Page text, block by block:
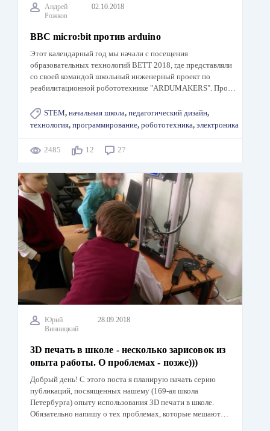
Андрей
Рожков
02.10.2018
BBC micro:bit против arduino
Этот календарный год мы начали с посещения
образовательных технологий BETT 2018, где представляли
со своей командой школьный инженерный проект по
реабилитационной робототехнике "ARDUMAKERS". Про…
STEM, начальная школа, педагогический дизайн,
технология, программирование, робототехника, электроника
2485 12 27
Юрий
Винницкий
28.09.2018
3D печать в школе - несколько зарисовок из
опыта работы. О проблемах - позже)))
Добрый день! С этого поста я планирую начать серию
публикаций, посвященных нашему (169-ая школа
Петербурга) опыту использования 3D печати в школе.
Обязательно напишу о тех проблемах, которые мешают…